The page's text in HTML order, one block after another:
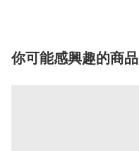
你可能感興趣的商品